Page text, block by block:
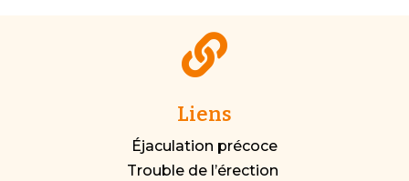

Liens
Éjaculation précoce
Trouble de l’érection